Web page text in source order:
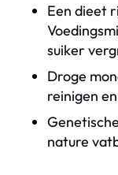
Een dieet
suiker
Droge
reinigen
nature